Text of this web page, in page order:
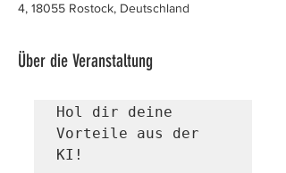
4, 18055 Rostock, Deutschland
Über die Veranstaltung
Hol dir deine
Vorteile aus der
KI!